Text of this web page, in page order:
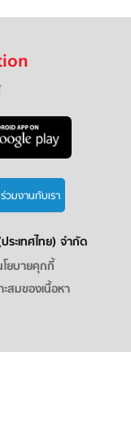
ร่วมงานกับเรา
ะเทศไทย) จำกัด
ยบายคุกกี้
สมของเนื้อหา